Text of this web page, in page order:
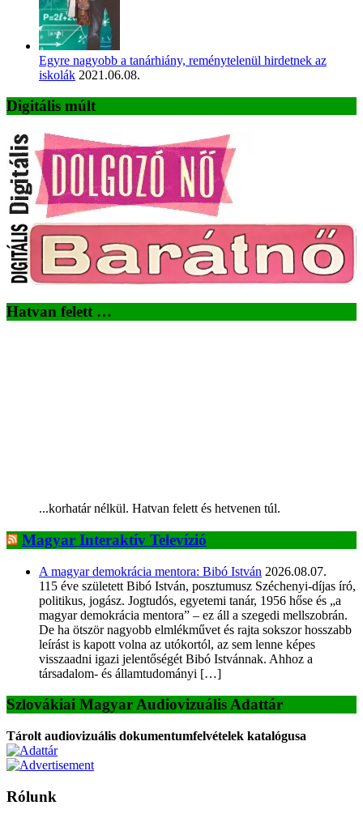
Egyre nagyobb a tanárhiány, reménytelenül hirdetnek az
iskolák 2021.06.08.
Digitális múlt
Hatvan felett …
...korhatár nélkül. Hatvan felett és hetvenen túl.
Magyar Interaktív Televízió
A magyar demokrácia mentora: Bibó István 2026.08.07.
115 éve született Bibó István, posztumusz Széchenyi-díjas író,
politikus, jogász. Jogtudós, egyetemi tanár, 1956 hőse és „a
magyar demokrácia mentora” – ez áll a szegedi mellszobrán.
De ha ötször nagyobb elmlékművet és rajta sokszor hosszabb
leírást is kapott volna az utókortól, az sem lenne képes
visszaadni igazi jelentőségét Bibó Istvánnak. Ahhoz a
társadalom- és államtudományi […]
Szlovákiai Magyar Audiovizuális Adattár
Tárolt audiovizuális dokumentumfelvételek katalógusa
Rólunk